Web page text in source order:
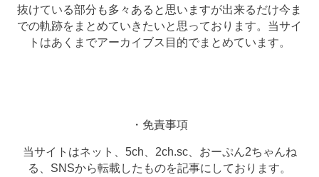
抜けている部分も多々あると思いますが出来るだけ今ま
での軌跡をまとめていきたいと思っております。当サイ
トはあくまでアーカイブス目的でまとめています。
・免責事項
当サイトはネット、5ch、2ch.sc、おーぷん2ちゃんね
る、SNSから転載したものを記事にしております。